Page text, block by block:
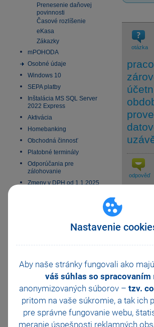
Nastavenie
Aby naše stránky fungovali ako majú
váš súhlas so spracovaním
anonymizovaných súborov – tzv.
pritom na vaše súkromie, a tak ich
pre správne fungovanie webu,
meranie úspešnosti reklamných
Prenesenie daňovej
povinnosti
Časové rozlíšenie
eKasa
Zákazky
mPOHODA
Osobné údaje
Windows 10
SEPA platby
Inštalácia MS SQL Server
2022 Express
Aktivácia
Homebanking
Obchodná činnosť
Platobné terminály
Odporúčania pre
zálohovanie
Zmeny v DPH od 1.1.2025
otázka
odpověď
číselné
Pomohla